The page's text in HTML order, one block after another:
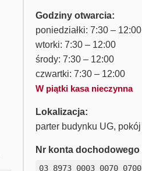
Godziny otwarcia:
poniedziałki: 7:30 – 12:00
wtorki: 7:30 – 12:00
środy: 7:30 – 12:00
czwartki: 7:30 – 12:00
W piątki kasa nieczynna
Lokalizacja:
parter budynku UG,
Nr konta
03 8973 0003 0070